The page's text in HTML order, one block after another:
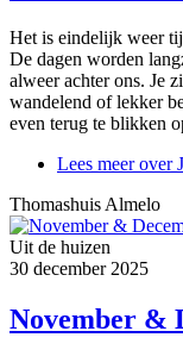
Het is eindelijk weer
De dagen worden
alweer achter ons. Je
wandelend of lekker
even terug te blikken
Lees meerover
Thomashuis Almelo
Uit de huizen
30 december 2025
November &